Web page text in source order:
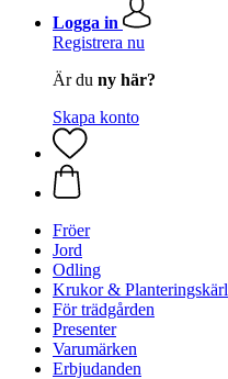
Logga in
Registrera nu
Är du ny här?
Skapa konto
Fröer
Jord
Odling
Krukor & Planteringskärl
För trädgården
Presenter
Varumärken
Erbjudanden